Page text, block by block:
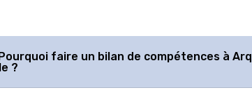
Pourquoi faire un bilan de compétences à
?